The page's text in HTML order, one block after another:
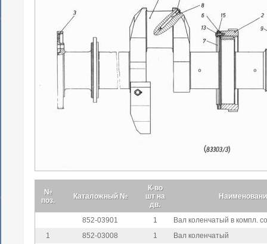
№
поз.
Каталожный №
К-во
шт на
дв.
852-03901 1
Вал коленчатый в компл.
1
852-03008 1
Вал коленчатый